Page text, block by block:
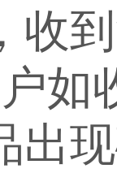
收
如
出